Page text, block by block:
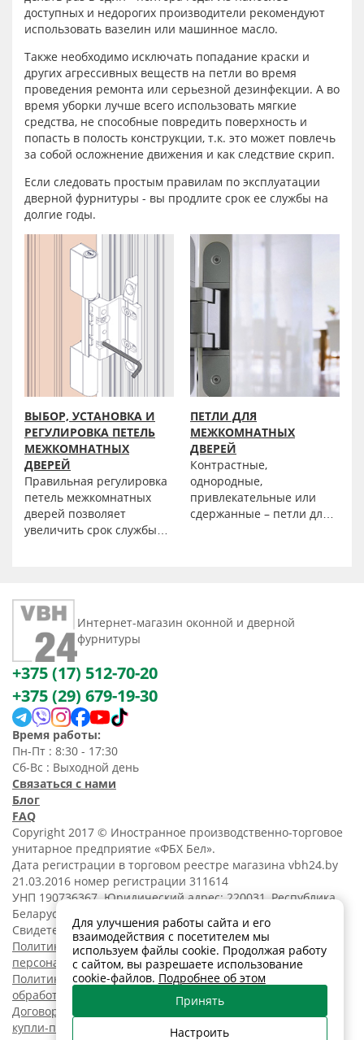
доступных и недорогих производители рекомендуют
использовать вазелин или машинное масло.
Также необходимо исключать попадание краски и
других агрессивных веществ на петли во время
проведения ремонта или серьезной дезинфекции. А во
время уборки лучше всего использовать мягкие
средства, не способные повредить поверхность и
попасть в полость конструкции, т.к. это может повлечь
за собой осложнение движения и как следствие скрип.
Если следовать простым правилам по эксплуатации
дверной фурнитуры - вы продлите срок ее службы на
долгие годы.
ВЫБОР, УСТАНОВКА И
РЕГУЛИРОВКА ПЕТЕЛЬ
МЕЖКОМНАТНЫХ
ДВЕРЕЙ
Правильная регулировка
петель межкомнатных
дверей позволяет
увеличить срок службы
неравномерной нагрузки
из-за перекосов и
напряжения при
открывании-закрывании.
ПЕТЛИ ДЛЯ
МЕЖКОМНАТНЫХ
ДВЕРЕЙ
Контрастные,
однородные,
привлекательные или
сдержанные – петли для
выбор. Мы предлагаем
Интернет-магазин оконной и дверной
фурнитуры
+375 (17) 512-70-20
+375 (29) 679-19-30
Время работы:
Пн-Пт : 8:30 - 17:30
Сб-Вс : Выходной день
Связаться с нами
Блог
FAQ
Copyright 2017 © Иностранное производственно-торговое
унитарное предприятие «ФБХ Бел».
Дата регистрации в торговом реестре магазина vbh24.by
21.03.2016 номер регистрации 311614
УНП 190736367. Юридический адрес: 220031, Республика
Беларусь, г. Минск, ул. Танковая, 15-1, 5 этаж;
Свидетельство о регистрации N190736367 от 11.02.2014.
Политика обработки
персональных данных
Политика в отношении
обработки cookies
Договор розничной
купли-продажи
Для улучшения работы сайта и его
взаимодействия с посетителем мы
используем файлы cookie. Продолжая работу
с сайтом, вы разрешаете использование
cookie-файлов. Подробнее об этом
Принять
Настроить